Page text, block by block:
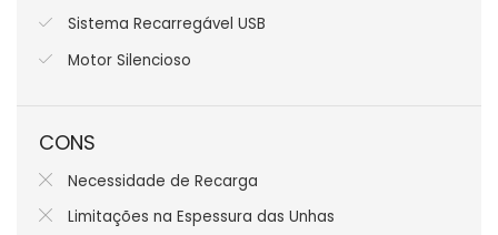
Sistema Recarregável USB
Motor Silencioso
CONS
Necessidade de Recarga
Limitações na Espessura das Unhas